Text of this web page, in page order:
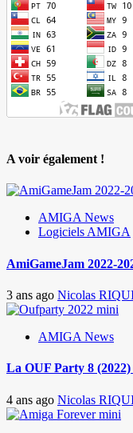
A voir également !
AMIGA News
Logiciels AMIGA
AmiGameJam 2022-
3 ans ago Nicolas
AMIGA News
La OUF Party 8
4 ans ago Nicolas